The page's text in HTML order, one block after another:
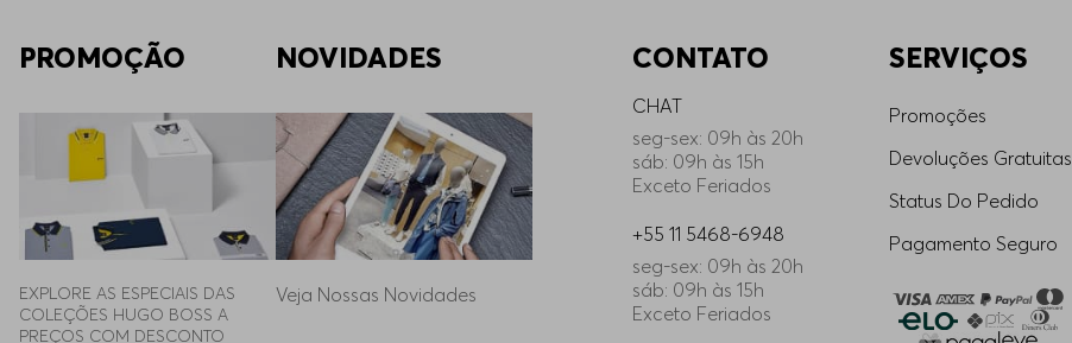
PROMOÇÃO
EXPLORE AS ESPECIAIS DAS
COLEÇÕES HUGO BOSS A
PREÇOS COM DESCONTO
NOVIDADES
Veja Nossas Novidades
CONTATO
CHAT
seg-sex: 09h às 20h
sáb: 09h às 15h
Exceto Feriados
+55 11 5468-6948
seg-sex: 09h às 20h
sáb: 09h às 15h
Exceto Feriados
SERVIÇOS
Promoções
Devoluções Gratuitas
Status Do Pedido
Pagamento Seguro